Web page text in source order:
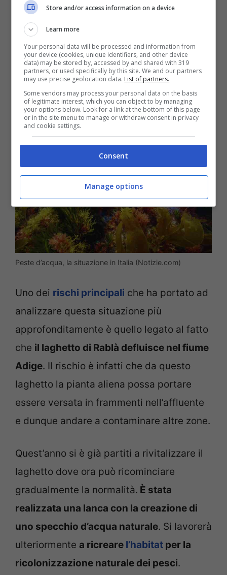
Subito dopo l’area del laghetto e della
vicina sorgente “Gamber” sono state
riempite e poi successivamenteil letto del
torrente è stato modificato in modo che il
flusso si potesse velocizzare cercando di
impedire il riformarsi della stessa pianta
Peste d’acqua, la situazione in Italia (Notizie.com)
Uno dei rischi principali che ha portato ad
analizzare questa situazione più
approfonditamente è quello legato al fatto
che il laghetto di Rablà defluisce nel fiume
Adige. Il rischio è infatti che da questo
laghetto la pianta aliena possa portare
essere versata in frammenti nell’affluente
e dunque andare a contaminare altre zone.
Quest’anno si è già partiti a rivitalizzare il
laghetto dove ora può ricominciare
gradualmente la normalità. È stata
realizzata una lanca con la creazione di
uno specchio d’acqua naturale. Si lavorerà
ulteriormente a ricreare l’habitat per la
ricolonizzazione naturale dei pesci.
Store and/or access information on a device
Learn more
Your personal data will be processed and information from
your device (cookies, unique identifiers, and other device
data) may be stored by, accessed by and shared with 319
partners, or used specifically by this site. We and our partners
may use precise geolocation data. List of partners.
Some vendors may process your personal data on the basis
of legitimate interest, which you can object to by managing
your options below. Look for a link at the bottom of this page
or in the site menu to manage or withdraw consent in privacy
and cookie settings.
Consent
Manage options